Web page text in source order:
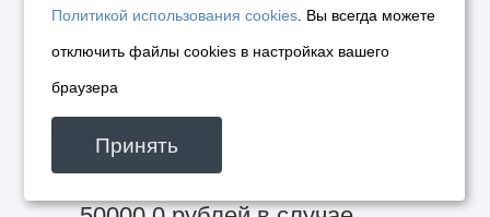
заключившего договор, —
оплатить штраф в размере
Политикой использования cookies . Вы всегда можете
отключить файлы cookies в настройках вашего
браузера
Принять